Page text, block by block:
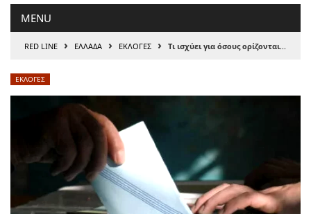
MENU
RED LINE › ΕΛΛΑΔΑ › ΕΚΛΟΓΕΣ › Τι ισχύει για όσους ορίζονται μέλη των εφορευτικών επιτροπών στις Ευρωεκλογές 2024
ΕΚΛΟΓΕΣ